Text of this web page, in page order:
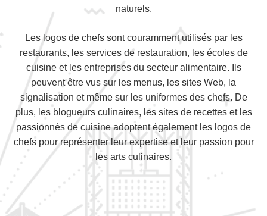
naturels.
Les logos de chefs sont couramment utilisés par les
restaurants, les services de restauration, les écoles de
cuisine et les entreprises du secteur alimentaire. Ils
peuvent être vus sur les menus, les sites Web, la
signalisation et même sur les uniformes des chefs. De
plus, les blogueurs culinaires, les sites de recettes et les
passionnés de cuisine adoptent également les logos de
chefs pour représenter leur expertise et leur passion pour
les arts culinaires.